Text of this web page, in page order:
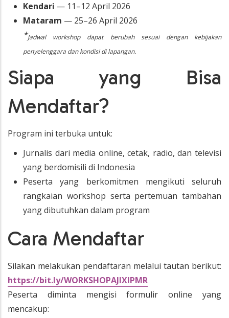
Kendari — 11–12 April 2026
Mataram — 25–26 April 2026
*Jadwal workshop dapat berubah sesuai dengan kebijakan
penyelenggara dan kondisi di lapangan.
Siapa yang Bisa
Mendaftar?
Program ini terbuka untuk:
Jurnalis dari media online, cetak, radio, dan televisi
yang berdomisili di Indonesia
Peserta yang berkomitmen mengikuti seluruh
rangkaian workshop serta pertemuan tambahan
yang dibutuhkan dalam program
Cara Mendaftar
Silakan melakukan pendaftaran melalui tautan berikut:
https://bit.ly/WORKSHOPAJIXIPMR
Peserta diminta mengisi formulir online yang
mencakup: